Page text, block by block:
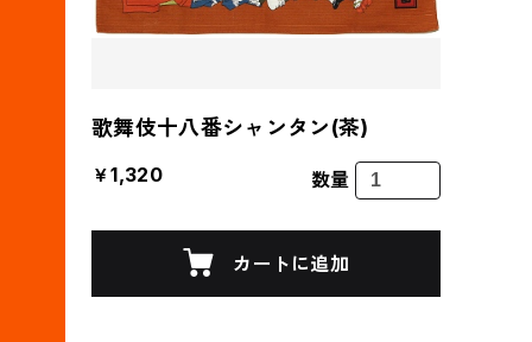
歌舞伎十八番シャンタン(茶)
￥1,320 数量
カートに追加